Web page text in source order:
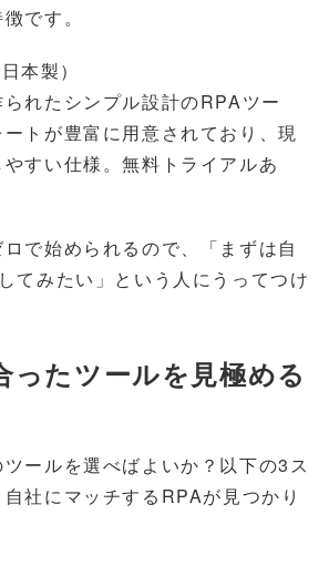
です。
本製）
れたシンプル設計のRPAツー
トが豊富に用意されており、現
すい仕様。無料トライアルあ
で始められるので、「まずは自
てみたい」という人にうってつけ
ったツールを見極める
ールを選べばよいか？以下の3ス
社にマッチするRPAが見つかり